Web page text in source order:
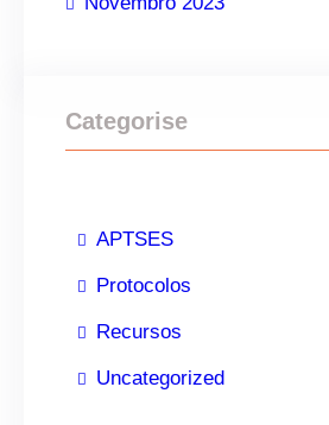
Categorise
APTSES
Protocolos
Recursos
Uncategorized